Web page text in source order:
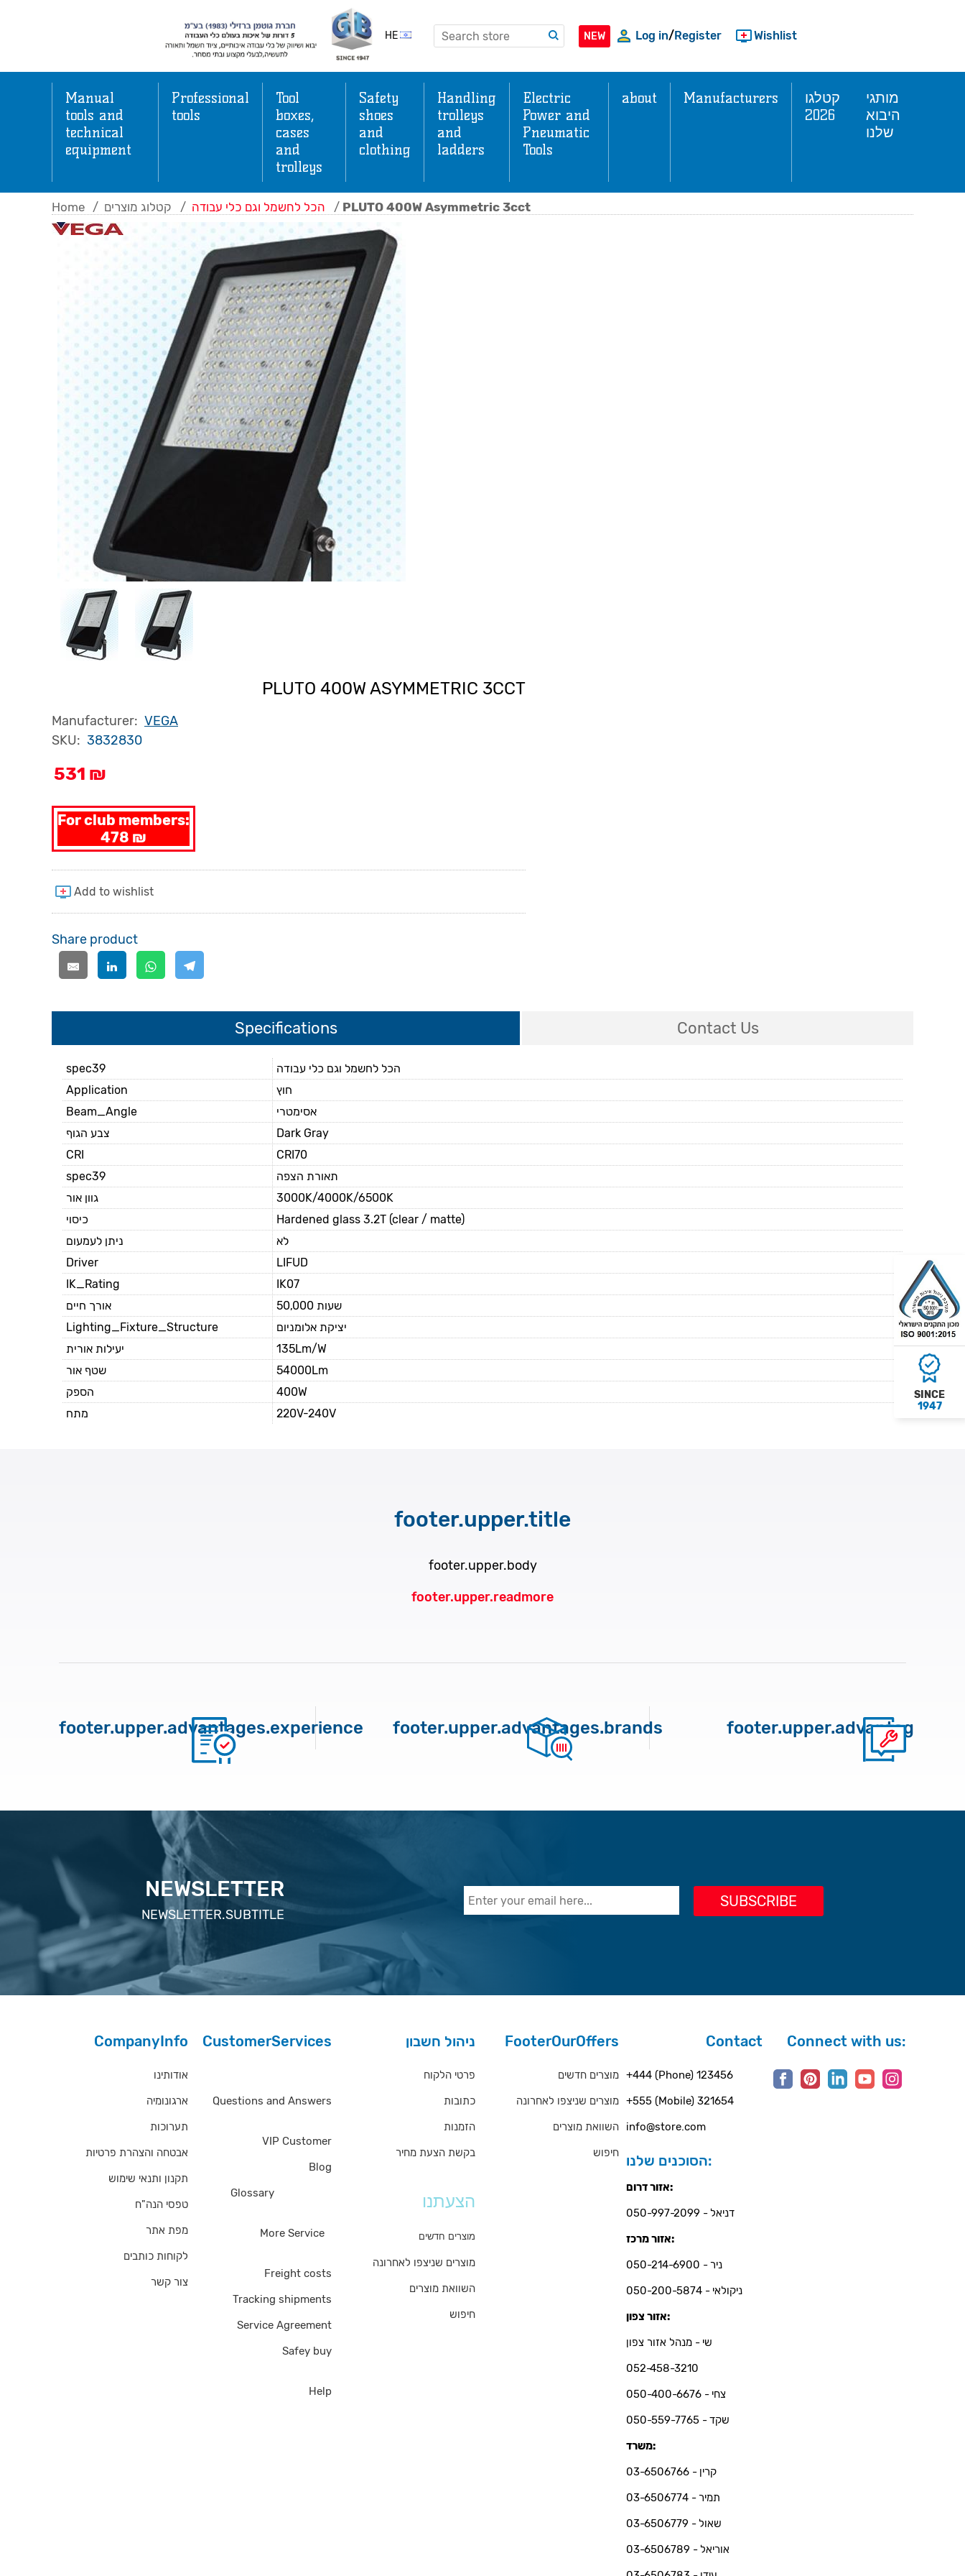
HE NEW Log in/Register Wishlist
Manual
tools and
technical
equipment
Professional
tools
Tool
boxes,
cases
and
trolleys
Safety
shoes
and
clothing
Handling
trolleys
and
ladders
Electric
Power and
Pneumatic
Tools
about Manufacturers
קטלגו
2026
מותגי
היבוא
שלנו
Home / קטלוג מוצרים / הכל לחשמל וגם כלי עבודה / PLUTO 400W Asymmetric 3cct
PLUTO 400W ASYMMETRIC 3CCT
Manufacturer: VEGA
SKU: 3832830
531 ₪
For club members:
478 ₪
Share product
Specifications Contact Us
spec39
הכל לחשמל וגם כלי עבודה
Application
חוץ
Beam_Angle
אסימטרי
צבע הגוף
Dark Gray
CRI
CRI70
spec39
תאורת הצפה
גוון אור
3000K/4000K/6500K
כיסוי
Hardened glass 3.2T (clear / matte)
ניתן לעמעום
לא
Driver
LIFUD
IK_Rating
IK07
אורך חיים
50,000 שעות
Lighting_Fixture_Structure
יציקת אלומניום
יעילות אורית
135Lm/W
שטף אור
54000Lm
הספק
400W
מתח
220V-240V
SINCE
1947
footer.upper.title
footer.upper.body
footer.upper.readmore
footer.upper.advantages.experience footer.upper.advantages.brands
NEWSLETTER
NEWSLETTER.SUBTITLE
CompanyInfo
אודותינו
ארגונומיה
תערוכות
אבטחה והצהרת פרטיות
תקנון ותנאי שימוש
טפסי הנה"ח
מפת אתר
לקוחות כותבים
צור קשר
CustomerServices
Questions and Answers
VIP Customer
Blog
Glossary
More Service
Freight costs
Tracking shipments
Service Agreement
Safey buy
Help
ניהול חשבון
פרטי הלקוח
כתובות
הזמנות
בקשת הצעת מחיר
הצעתנו
מוצרים חדשים
מוצרים שניצפו לאחרונה
השוואת מוצרים
חיפוש
FooterOurOffers
מוצרים חדשים
מוצרים שניצפו לאחרונה
השוואת מוצרים
חיפוש
Contact
+444 (Phone) 123456
+555 (Mobile) 321654
info@store.com
הסוכנים שלנו:
אזור דרום:
דניאל - 050-997-2099
אזור מרכז:
ניר - 050-214-6900
ניקולאי - 050-200-5874
אזור צפון:
שי - מנהל אזור צפון
052-458-3210
צחי - 050-400-6676
שקד - 050-559-7765
משרד:
קרין - 03-6506766
תמיר - 03-6506774
שאול - 03-6506779
אוריאל - 03-6506789
Connect with us: